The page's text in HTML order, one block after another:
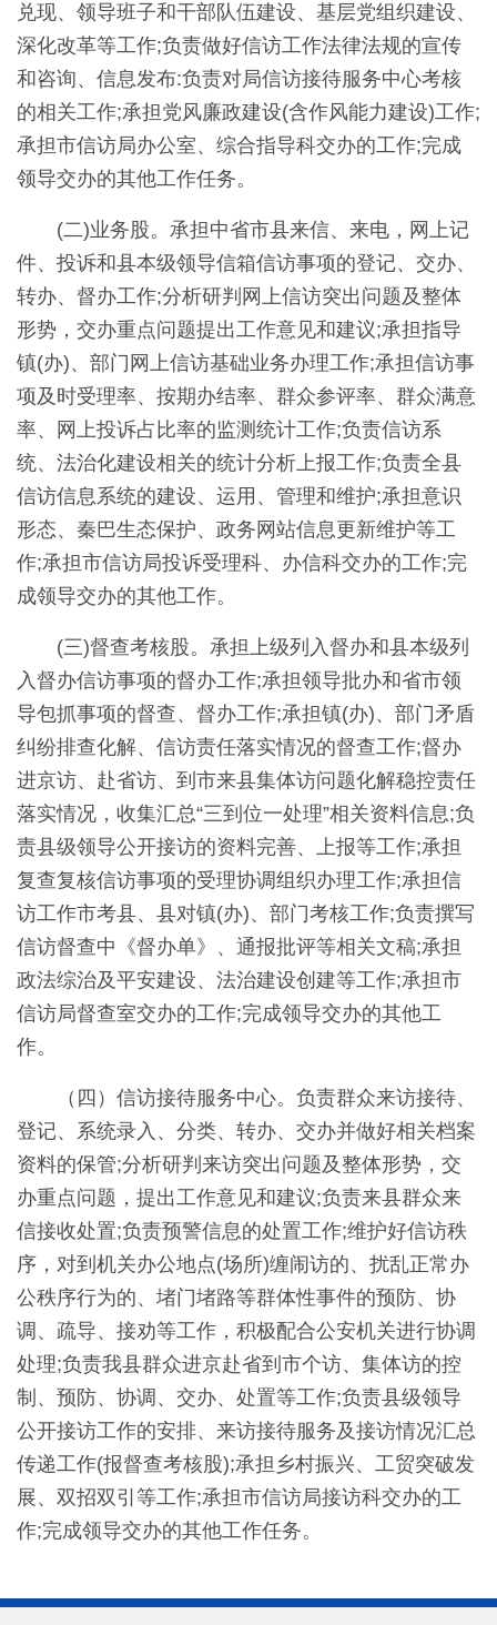
兑现、领导班子和干部队伍建设、基层党组织建设、
深化改革等工作;负责做好信访工作法律法规的宣传
和咨询、信息发布:负责对局信访接待服务中心考核
的相关工作;承担党风廉政建设(含作风能力建设)工作;
承担市信访局办公室、综合指导科交办的工作;完成
领导交办的其他工作任务。
(二)业务股。承担中省市县来信、来电，网上记
件、投诉和县本级领导信箱信访事项的登记、交办、
转办、督办工作;分析研判网上信访突出问题及整体
形势，交办重点问题提出工作意见和建议;承担指导
镇(办)、部门网上信访基础业务办理工作;承担信访事
项及时受理率、按期办结率、群众参评率、群众满意
率、网上投诉占比率的监测统计工作;负责信访系
统、法治化建设相关的统计分析上报工作;负责全县
信访信息系统的建设、运用、管理和维护;承担意识
形态、秦巴生态保护、政务网站信息更新维护等工
作;承担市信访局投诉受理科、办信科交办的工作;完
成领导交办的其他工作。
(三)督查考核股。承担上级列入督办和县本级列
入督办信访事项的督办工作;承担领导批办和省市领
导包抓事项的督查、督办工作;承担镇(办)、部门矛盾
纠纷排查化解、信访责任落实情况的督查工作;督办
进京访、赴省访、到市来县集体访问题化解稳控责任
落实情况，收集汇总“三到位一处理”相关资料信息;负
责县级领导公开接访的资料完善、上报等工作;承担
复查复核信访事项的受理协调组织办理工作;承担信
访工作市考县、县对镇(办)、部门考核工作;负责撰写
信访督查中《督办单》、通报批评等相关文稿;承担
政法综治及平安建设、法治建设创建等工作;承担市
信访局督查室交办的工作;完成领导交办的其他工
作。
（四）信访接待服务中心。负责群众来访接待、
登记、系统录入、分类、转办、交办并做好相关档案
资料的保管;分析研判来访突出问题及整体形势，交
办重点问题，提出工作意见和建议;负责来县群众来
信接收处置;负责预警信息的处置工作;维护好信访秩
序，对到机关办公地点(场所)缠闹访的、扰乱正常办
公秩序行为的、堵门堵路等群体性事件的预防、协
调、疏导、接劝等工作，积极配合公安机关进行协调
处理;负责我县群众进京赴省到市个访、集体访的控
制、预防、协调、交办、处置等工作;负责县级领导
公开接访工作的安排、来访接待服务及接访情况汇总
传递工作(报督查考核股);承担乡村振兴、工贸突破发
展、双招双引等工作;承担市信访局接访科交办的工
作;完成领导交办的其他工作任务。